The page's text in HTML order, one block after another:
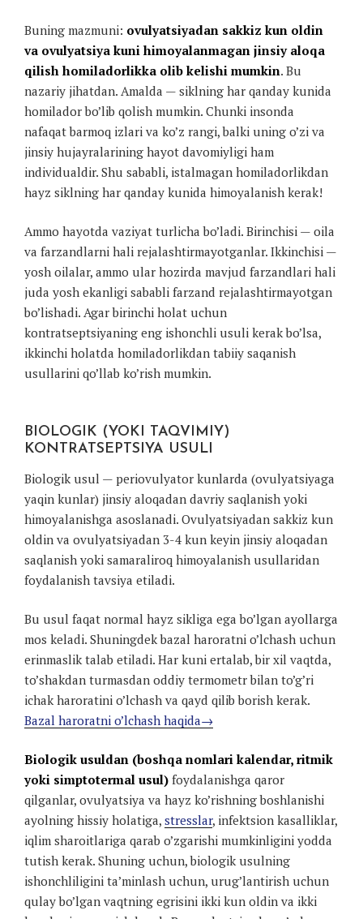
Buning mazmuni: ovulyatsiyadan sakkiz kun oldin
va ovulyatsiya kuni himoyalanmagan jinsiy aloqa
qilish homiladorlikka olib kelishi mumkin. Bu
nazariy jihatdan. Amalda — siklning har qanday kunida
homilador bo’lib qolish mumkin. Chunki insonda
nafaqat barmoq izlari va ko’z rangi, balki uning o’zi va
jinsiy hujayralarining hayot davomiyligi ham
individualdir. Shu sababli, istalmagan homiladorlikdan
hayz siklning har qanday kunida himoyalanish kerak!
Ammo hayotda vaziyat turlicha bo’ladi. Birinchisi — oila
va farzandlarni hali rejalashtirmayotganlar. Ikkinchisi —
yosh oilalar, ammo ular hozirda mavjud farzandlari hali
juda yosh ekanligi sababli farzand rejalashtirmayotgan
bo’lishadi. Agar birinchi holat uchun
kontratseptsiyaning eng ishonchli usuli kerak bo’lsa,
ikkinchi holatda homiladorlikdan tabiiy saqanish
usullarini qo’llab ko’rish mumkin.
BIOLOGIK (YOKI TAQVIMIY)
KONTRATSEPTSIYA USULI
Biologik usul — periovulyator kunlarda (ovulyatsiyaga
yaqin kunlar) jinsiy aloqadan davriy saqlanish yoki
himoyalanishga asoslanadi. Ovulyatsiyadan sakkiz kun
oldin va ovulyatsiyadan 3-4 kun keyin jinsiy aloqadan
saqlanish yoki samaraliroq himoyalanish usullaridan
foydalanish tavsiya etiladi.
Bu usul faqat normal hayz sikliga ega bo’lgan ayollarga
mos keladi. Shuningdek bazal haroratni o’lchash uchun
erinmaslik talab etiladi. Har kuni ertalab, bir xil vaqtda,
to’shakdan turmasdan oddiy termometr bilan to’g’ri
ichak haroratini o’lchash va qayd qilib borish kerak.
Bazal haroratni o’lchash haqida→
Biologik usuldan (boshqa nomlari kalendar, ritmik
yoki simptotermal usul) foydalanishga qaror
qilganlar, ovulyatsiya va hayz ko’rishning boshlanishi
ayolning hissiy holatiga, stresslar, infektsion kasalliklar,
iqlim sharoitlariga qarab o’zgarishi mumkinligini yodda
tutish kerak. Shuning uchun, biologik usulning
ishonchliligini ta’minlash uchun, urug’lantirish uchun
qulay bo’lgan vaqtning egrisini ikki kun oldin va ikki